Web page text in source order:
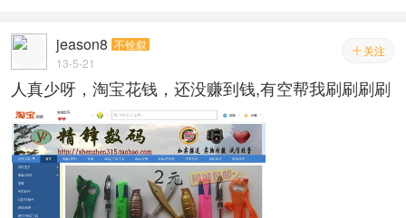
 关注
jeason8 不铨叙
13-5-21
人真少呀，淘宝花钱，还没赚到钱,有空帮我刷刷刷刷